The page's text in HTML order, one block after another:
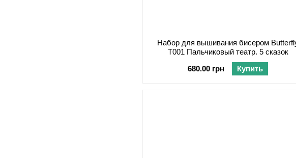
Набор для вышивания бисером
T001 Пальчиковый театр. 5 сказок
680.00 грн
Купить